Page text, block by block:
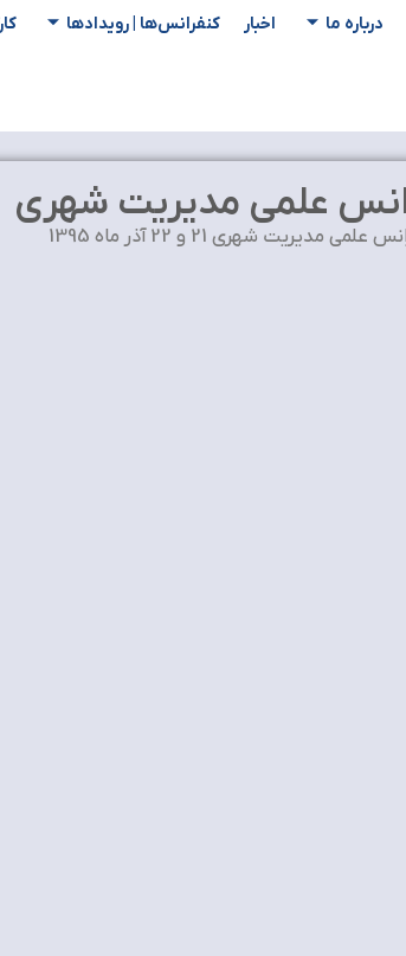
درباره ما اخبار کنفرانس‌ها | رویدادها
علمی مدیریت شهری
علمی مدیریت شهری 21 و 22 آذر ماه 1395